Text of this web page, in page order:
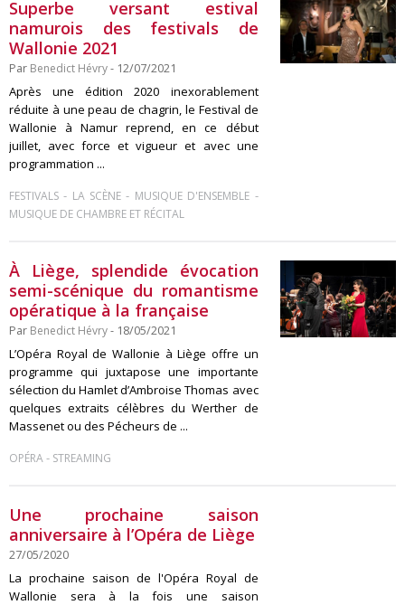
Superbe versant estival
namurois des festivals de
Wallonie 2021
Par Benedict Hévry- 12/07/2021
Après une édition 2020 inexorablement
réduite à une peau de chagrin, le Festival de
Wallonie à Namur reprend, en ce début
juillet, avec force et vigueur et avec une
programmation ...
FESTIVALS - LA SCÈNE - MUSIQUE D'ENSEMBLE -
MUSIQUE DE CHAMBRE ET RÉCITAL
À Liège, splendide évocation
semi-scénique du romantisme
opératique à la française
Par Benedict Hévry- 18/05/2021
L’Opéra Royal de Wallonie à Liège offre un
programme qui juxtapose une importante
sélection du Hamlet d’Ambroise Thomas avec
quelques extraits célèbres du Werther de
Massenet ou des Pécheurs de ...
OPÉRA- STREAMING
Une prochaine saison
anniversaire à l’Opéra de Liège
27/05/2020
La prochaine saison de l'Opéra Royal de
Wallonie sera à la fois une saison